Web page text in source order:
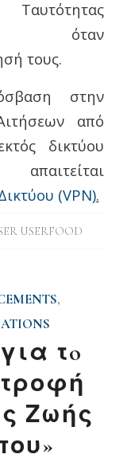
Ταυτότητας
όταν
τους.
στην
από
δικτύου
(VPN).
USERFOOD
,
τo
Ζωής